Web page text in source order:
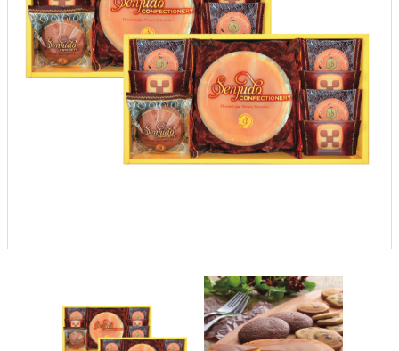
引菓子
引出物ギフト
ドメイン指定受信について